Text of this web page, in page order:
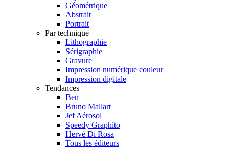
Géométrique
Abstrait
Portrait
Par technique
Lithographie
Sérigraphie
Gravure
Impression numérique couleur
Impression digitale
Tendances
Ben
Bruno Mallart
Jef Aérosol
Speedy Graphito
Hervé Di Rosa
Tous les éditeurs